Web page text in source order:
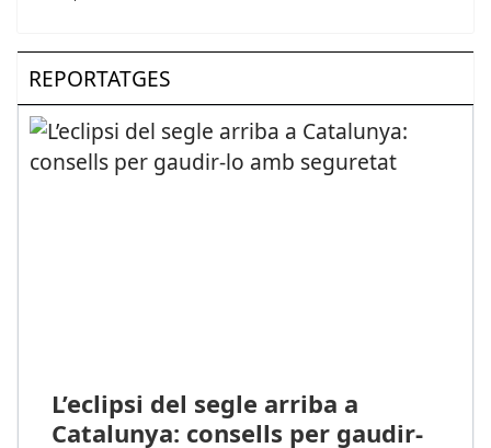
REPORTATGES
L’eclipsi del segle arriba a
Catalunya: consells per gaudir-